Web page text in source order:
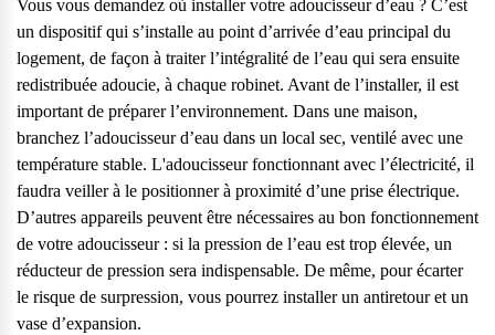
Vous vous demandez où installer votre adoucisseur d’eau ? C’est
un dispositif qui s’installe au point d’arrivée d’eau principal du
logement, de façon à traiter l’intégralité de l’eau qui sera ensuite
redistribuée adoucie, à chaque robinet. Avant de l’installer, il est
important de préparer l’environnement. Dans une maison,
branchez l’adoucisseur d’eau dans un local sec, ventilé avec une
température stable. L'adoucisseur fonctionnant avec l’électricité, il
faudra veiller à le positionner à proximité d’une prise électrique.
D’autres appareils peuvent être nécessaires au bon fonctionnement
de votre adoucisseur : si la pression de l’eau est trop élevée, un
réducteur de pression sera indispensable. De même, pour écarter
le risque de surpression, vous pourrez installer un antiretour et un
vase d’expansion.